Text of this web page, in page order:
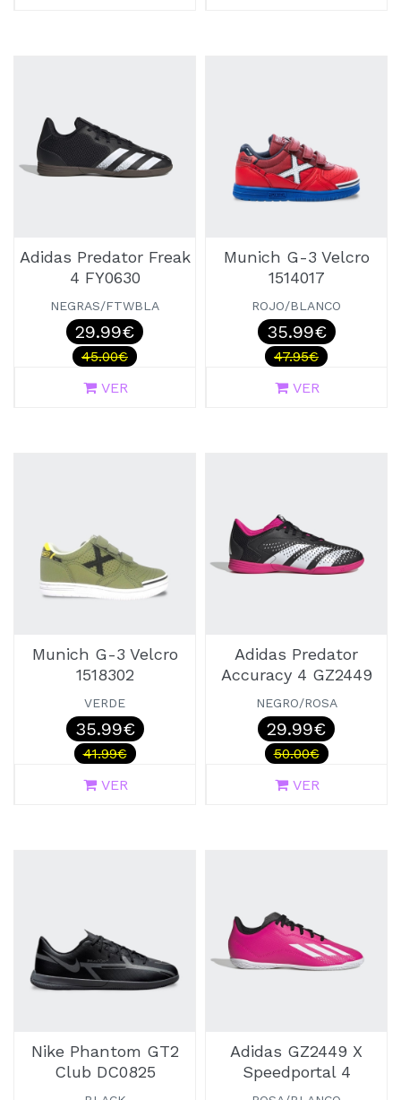
Adidas Predator Freak
4 FY0630
NEGRAS/FTWBLA
29.99€
45.00€
VER
Munich G-3 Velcro
1514017
ROJO/BLANCO
35.99€
47.95€
VER
Munich G-3 Velcro
1518302
VERDE
35.99€
41.99€
VER
Adidas Predator
Accuracy 4 GZ2449
NEGRO/ROSA
29.99€
50.00€
VER
Nike Phantom GT2
Club DC0825
Adidas GZ2449 X
Speedportal 4